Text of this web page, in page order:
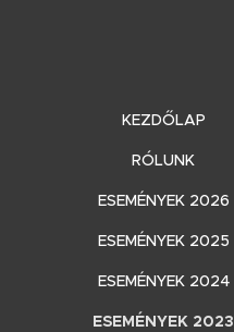
KEZDŐLAP
RÓLUNK
ESEMÉNYEK 2026
ESEMÉNYEK 2025
ESEMÉNYEK 2024
ESEMÉNYEK 2023